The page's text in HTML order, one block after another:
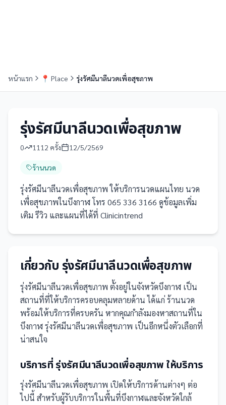
หน้าแรก 📍 Place รุ่งรัศมีนาลีนวดเพื่อสุขภาพ
รุ่งรัศมีนาลีนวดเพื่อสุขภาพ
0 1112 ครั้ง 12/5/2569
ร้านนวด
รุ่งรัศมีนาลีนวดเพื่อสุขภาพ ให้บริการนวดแผนไทย นวด
เพื่อสุขภาพในบึงกาฬ โทร 065 336 3166 ดูข้อมูลเพิ่ม
เติม รีวิว และแผนที่ได้ที่ Clinicintrend
เกี่ยวกับรุ่งรัศมีนาลีนวดเพื่อสุขภาพ
รุ่งรัศมีนาลีนวดเพื่อสุขภาพ ตั้งอยู่ในจังหวัดบึงกาฬ เป็น
สถานที่ที่ให้บริการครอบคลุมหลายด้าน ได้แก่ ร้านนวด
พร้อมให้บริการที่ครบครัน หากคุณกำลังมองหาสถานที่ใน
บึงกาฬ รุ่งรัศมีนาลีนวดเพื่อสุขภาพ เป็นอีกหนึ่งตัวเลือกที่
น่าสนใจ
บริการที่ รุ่งรัศมีนาลีนวดเพื่อสุขภาพ ให้บริการ
รุ่งรัศมีนาลีนวดเพื่อสุขภาพ เปิดให้บริการด้านต่างๆ ต่อ
ไปนี้ สำหรับผู้รับบริการในพื้นที่บึงกาฬและจังหวัดใกล้